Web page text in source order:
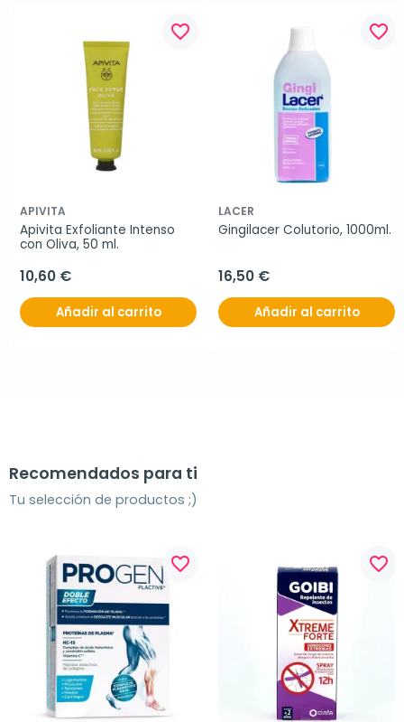
favorite_border
APIVITA
Apivita Exfoliante Intenso
con Oliva, 50 ml.
10,60 €
Añadir al carrito
favorite_border
LACER
Gingilacer Colutorio, 1000ml.
16,50 €
Añadir al carrito
Recomendados para ti
Tu selección de productos ;)
favorite_border favorite_border